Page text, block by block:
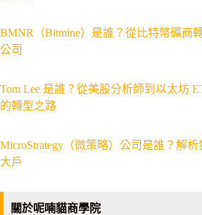
BMNR（Bitmine）是誰？從比特幣礦商
公司
Tom Lee 是誰？從美股分析師到以太坊
的轉型之路
MicroStrategy（微策略）公司是誰？解
大戶
關於呢喃貓商學院